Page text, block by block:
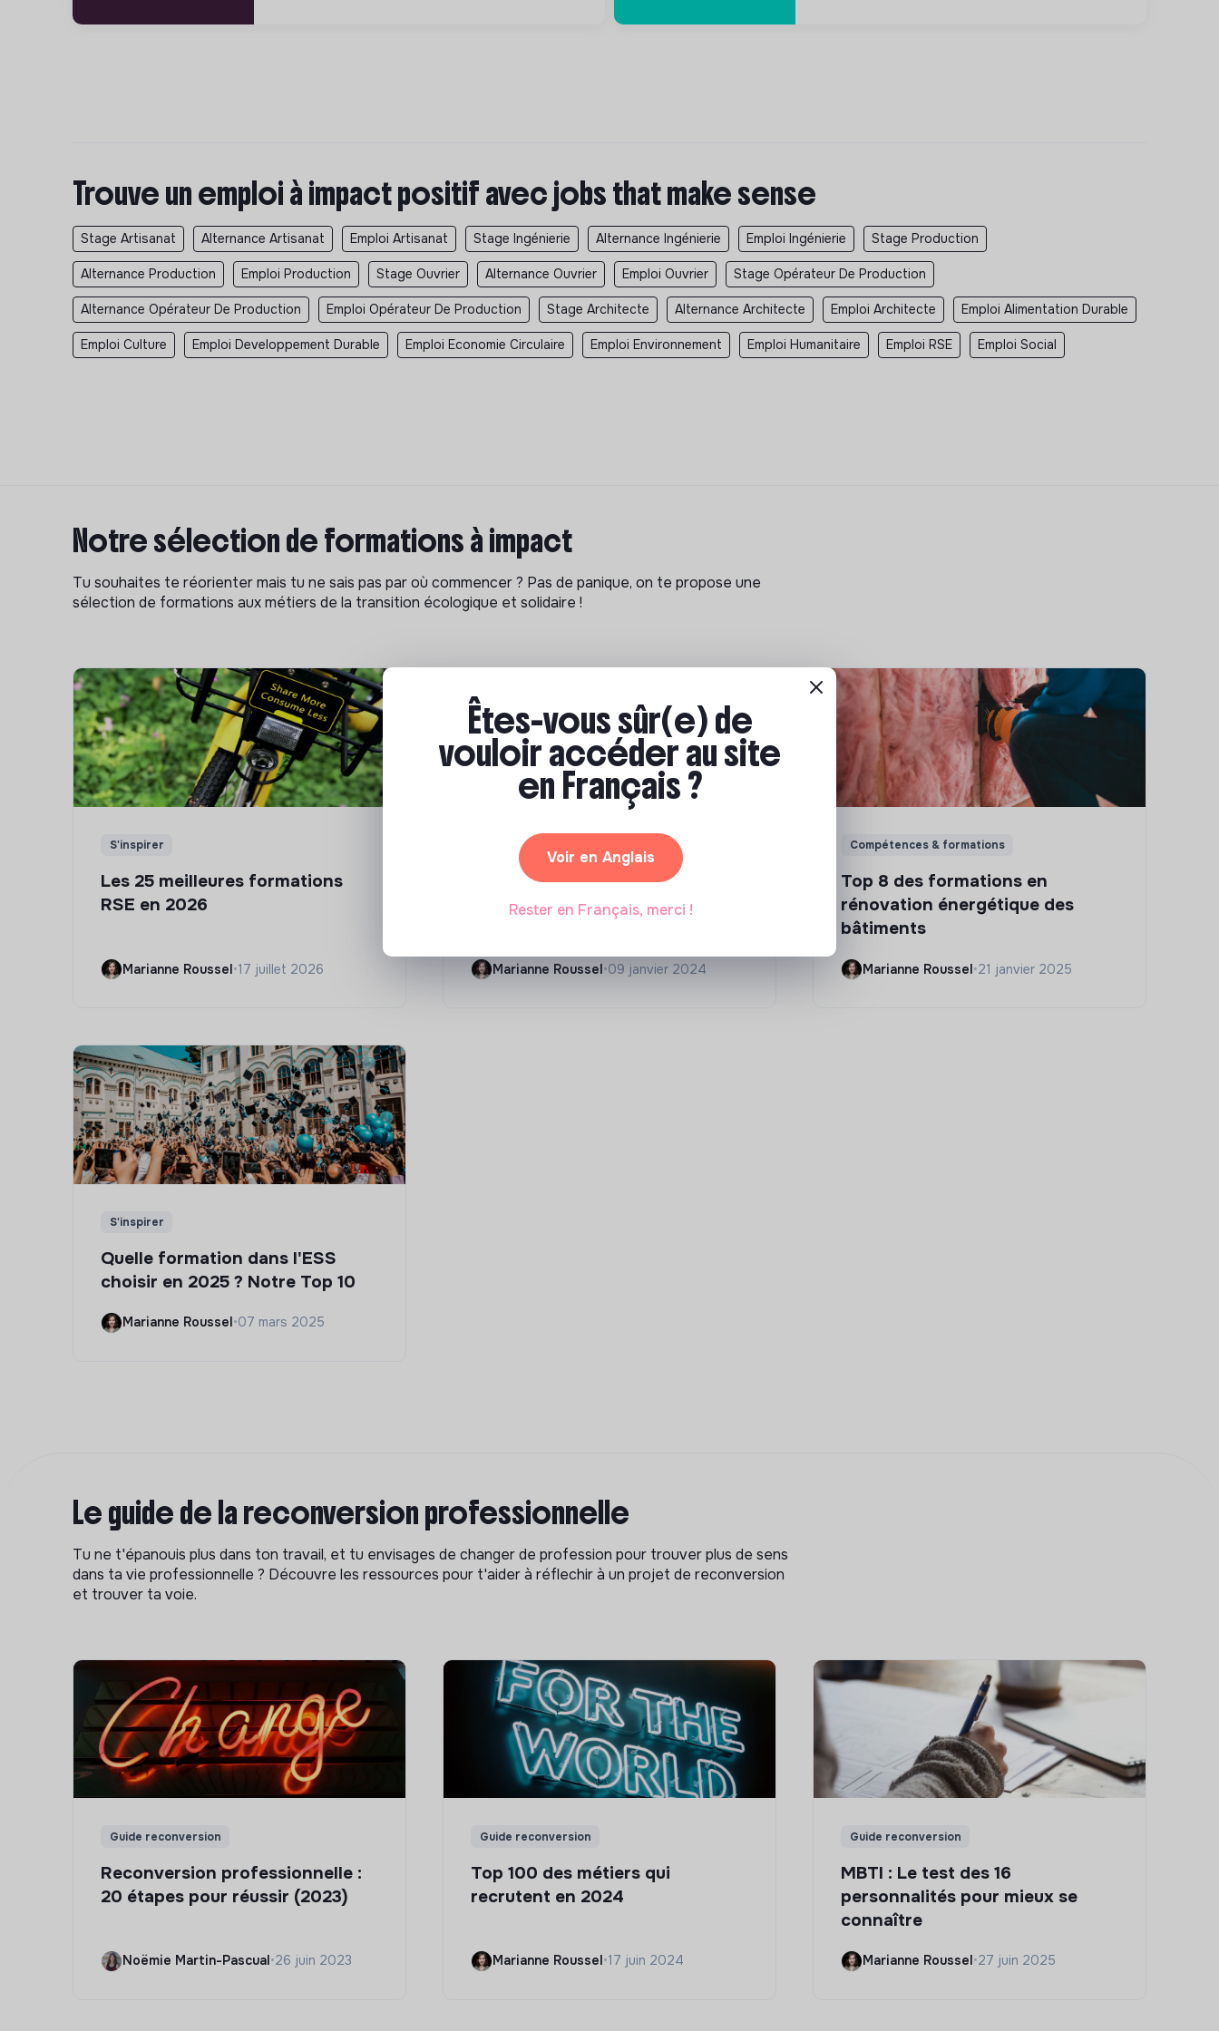
Trouve un emploi à impact positif avec jobs that make sense
Stage Artisanat Alternance Artisanat Emploi Artisanat Stage Ingénierie Alternance Ingénierie Emploi Ingénierie Stage Production
Alternance Production Emploi Production Stage Ouvrier Alternance Ouvrier Emploi Ouvrier Stage Opérateur De Production
Alternance Opérateur De Production Emploi Opérateur De Production Stage Architecte Alternance Architecte Emploi Architecte Emploi Alimentation Durable
Emploi Culture Emploi Developpement Durable Emploi Economie Circulaire Emploi Environnement Emploi Humanitaire Emploi RSE Emploi Social
Notre sélection de formations à impact
Tu souhaites te réorienter mais tu ne sais pas par où commencer ? Pas de panique, on te propose une
sélection de formations aux métiers de la transition écologique et solidaire !
S'inspirer
Les 25 meilleures formations
RSE en 2026
Marianne Roussel•17 juillet 2026
Compétences & formations
Comment se former à la
transition écologique ?
Marianne Roussel•09 janvier 2024
Compétences & formations
Top 8 des formations en
rénovation énergétique des
bâtiments
Marianne Roussel•21 janvier 2025
S'inspirer
Quelle formation dans l'ESS
choisir en 2025 ? Notre Top 10
Marianne Roussel •07 mars 2025
Le guide de la reconversion professionnelle
Tu ne t'épanouis plus dans ton travail, et tu envisages de changer de profession pour trouver plus de sens
dans ta vie professionnelle ? Découvre les ressources pour t'aider à réflechir à un projet de reconversion
et trouver ta voie.
Guide reconversion
Reconversion professionnelle :
20 étapes pour réussir (2023)
Noëmie Martin-Pascual•26 juin 2023
Guide reconversion
Top 100 des métiers qui
recrutent en 2024
Marianne Roussel•17 juin 2024
Guide reconversion
MBTI : Le test des 16
personnalités pour mieux se
connaître
Marianne Roussel•27 juin 2025
Êtes-vous sûr(e) de
vouloir accéder au site
en Français ?
Voir en Anglais
Rester en Français, merci !